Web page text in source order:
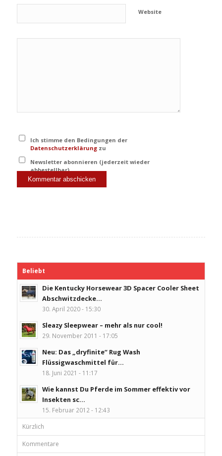
Website
Ich stimme den Bedingungen der
Datenschutzerklärung zu
Newsletter abonnieren (jederzeit wieder
abbestellbar)
Beliebt
Die Kentucky Horsewear 3D Spacer Cooler Sheet
Abschwitzdecke...
30. April 2020 - 15:30
Sleazy Sleepwear – mehr als nur cool!
29. November 2011 - 17:05
Neu: Das „dryfinite“ Rug Wash
Flüssigwaschmittel für...
18. Juni 2021 - 11:17
Wie kannst Du Pferde im Sommer effektiv vor
Insekten sc...
15. Februar 2012 - 12:43
Kürzlich
Kommentare